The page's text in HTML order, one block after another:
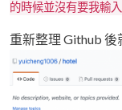
的時候並沒有要我輸入
重新整理 Github 後